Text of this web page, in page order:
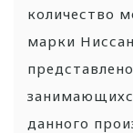
количество
марки
данного